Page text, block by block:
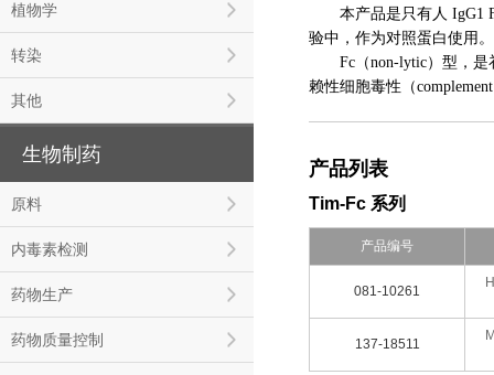
植物学
转染
其他
生物制药
原料
内毒素检测
药物生产
药物质量控制
本产品是只有人 IgG1
验中，作为对照蛋白使用
Fc（non-lytic）型，是补
赖性细胞毒性（
产品列表
Tim-Fc 系列
产品编号
081-10261
137-18511